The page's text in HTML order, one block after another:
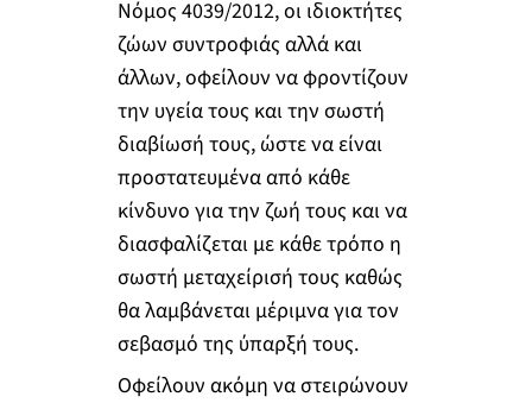
Νόμος 4039/2012, οι ιδιοκτήτες
ζώων συντροφιάς αλλά και
άλλων, οφείλουν να φροντίζουν
την υγεία τους και την σωστή
διαβίωσή τους, ώστε να είναι
προστατευμένα από κάθε
κίνδυνο για την ζωή τους και να
διασφαλίζεται με κάθε τρόπο η
σωστή μεταχείρισή τους καθώς
θα λαμβάνεται μέριμνα για τον
σεβασμό της ύπαρξή τους.
Οφείλουν ακόμη να στειρώνουν